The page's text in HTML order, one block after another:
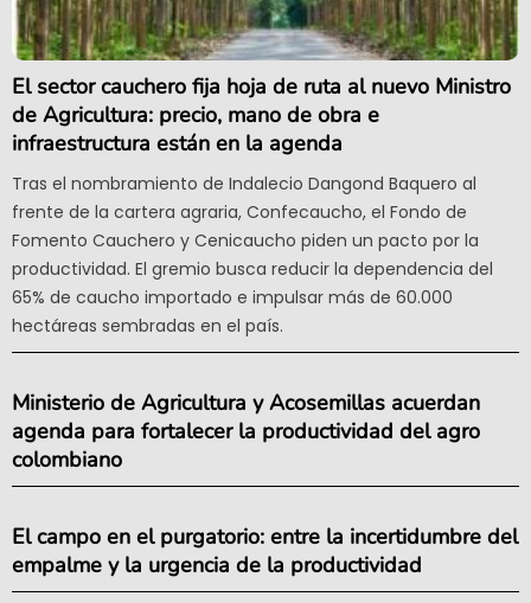
El sector cauchero fija hoja de ruta al nuevo Ministro
de Agricultura: precio, mano de obra e
infraestructura están en la agenda
Tras el nombramiento de Indalecio Dangond Baquero al
frente de la cartera agraria, Confecaucho, el Fondo de
Fomento Cauchero y Cenicaucho piden un pacto por la
productividad. El gremio busca reducir la dependencia del
65% de caucho importado e impulsar más de 60.000
hectáreas sembradas en el país.
Ministerio de Agricultura y Acosemillas acuerdan
agenda para fortalecer la productividad del agro
colombiano
El campo en el purgatorio: entre la incertidumbre del
empalme y la urgencia de la productividad